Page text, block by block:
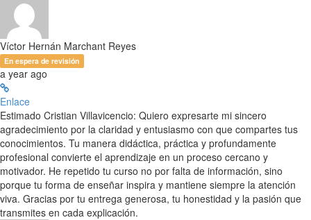
Víctor Hernán Marchant Reyes
En espera de revisión
a year ago
Enlace
Estimado Cristian Villavicencio: Quiero expresarte mi sincero
agradecimiento por la claridad y entusiasmo con que compartes tus
conocimientos. Tu manera didáctica, práctica y profundamente
profesional convierte el aprendizaje en un proceso cercano y
motivador. He repetido tu curso no por falta de información, sino
porque tu forma de enseñar inspira y mantiene siempre la atención
viva. Gracias por tu entrega generosa, tu honestidad y la pasión que
transmites en cada explicación.